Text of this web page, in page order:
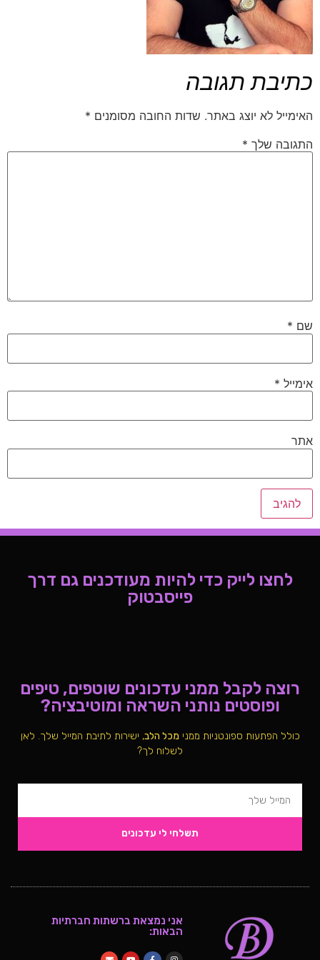
כתיבת תגובה
האימייל לא יוצג באתר. שדות החובה מסומנים *
התגובה שלך *
שם *
אימייל *
אתר
לחצו לייק כדי להיות מעודכנים גם דרך
פייסבטוק
רוצה לקבל ממני עדכונים שוטפים, טיפים
ופוסטים נותני השראה ומוטיבציה?
כולל הפתעות ספונטניות ממני מכל הלב, ישירות לתיבת המייל שלך. לאן
לשלוח לך?
תשלחי לי עדכונים
אני נמצאת ברשתות חברתיות
הבאות: